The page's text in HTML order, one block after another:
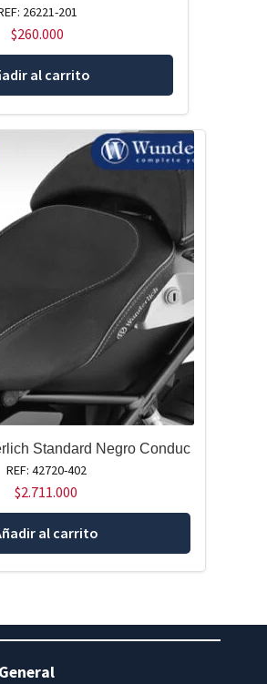
26221-201
$260.000
al carrito
Standard Negro Conduc
REF: 42720-402
$2.711.000
al carrito